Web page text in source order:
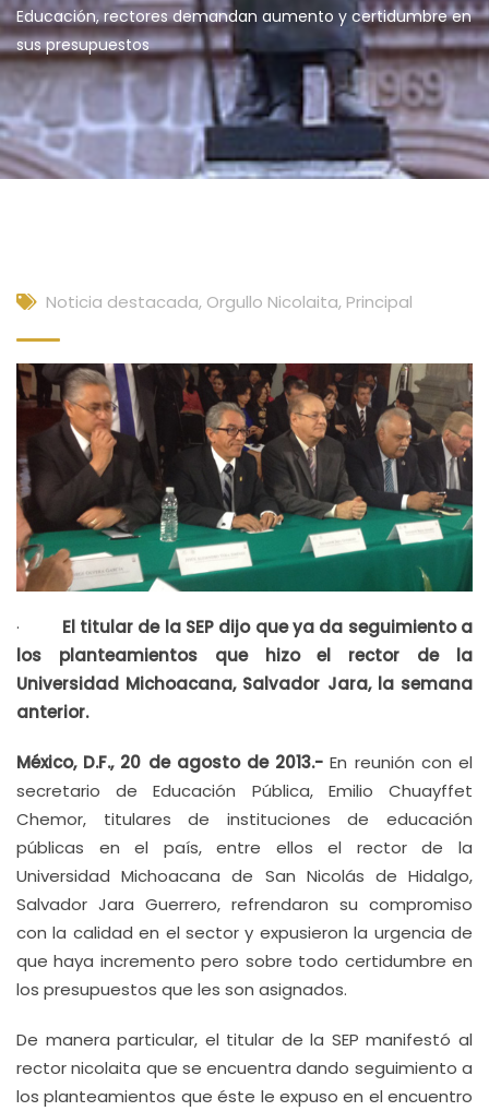
Educación, rectores demandan aumento y certidumbre en
sus presupuestos
Noticia destacada, Orgullo Nicolaita, Principal
· El titular de la SEP dijo que ya da seguimiento a
los planteamientos que hizo el rector de la
Universidad Michoacana, Salvador Jara, la semana
anterior.
México, D.F., 20 de agosto de 2013.- En reunión con el
secretario de Educación Pública, Emilio Chuayffet
Chemor, titulares de instituciones de educación
públicas en el país, entre ellos el rector de la
Universidad Michoacana de San Nicolás de Hidalgo,
Salvador Jara Guerrero, refrendaron su compromiso
con la calidad en el sector y expusieron la urgencia de
que haya incremento pero sobre todo certidumbre en
los presupuestos que les son asignados.
De manera particular, el titular de la SEP manifestó al
rector nicolaita que se encuentra dando seguimiento a
los planteamientos que éste le expuso en el encuentro